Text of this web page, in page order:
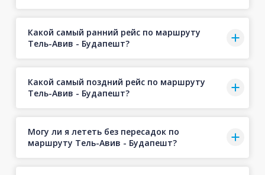
Какой самый ранний рейс по маршруту
Тель-Авив - Будапешт?
Какой самый поздний рейс по маршруту
Тель-Авив - Будапешт?
Могу ли я лететь без пересадок по
маршруту Тель-Авив - Будапешт?